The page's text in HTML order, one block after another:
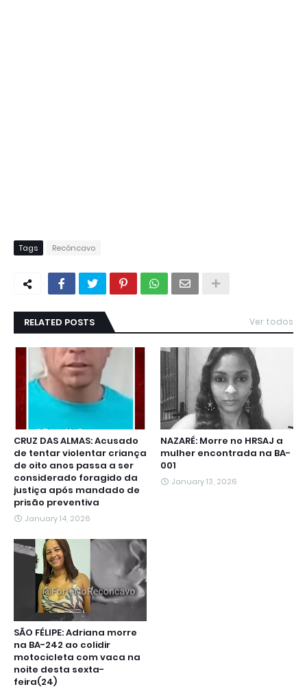
Tags Recôncavo
RELATED POSTS Ver todos
CRUZ DAS ALMAS: Acusado
de tentar violentar criança
de oito anos passa a ser
considerado foragido da
justiça após mandado de
prisão preventiva
January 14, 2026
NAZARÉ: Morre no HRSAJ a
mulher encontrada na BA-
001
January 13, 2026
SÃO FÉLIPE: Adriana morre
na BA-242 ao colidir
motocicleta com vaca na
noite desta sexta-
feira(24)